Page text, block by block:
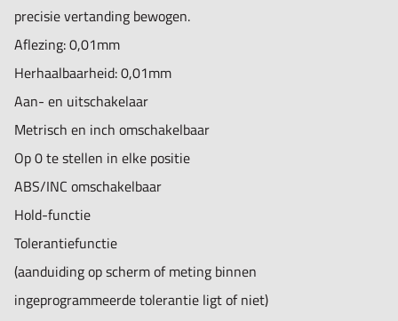
precisie vertanding bewogen.
Aflezing: 0,01mm
Herhaalbaarheid: 0,01mm
Aan- en uitschakelaar
Metrisch en inch omschakelbaar
Op 0 te stellen in elke positie
ABS/INC omschakelbaar
Hold-functie
Tolerantiefunctie
(aanduiding op scherm of meting binnen
ingeprogrammeerde tolerantie ligt of niet)